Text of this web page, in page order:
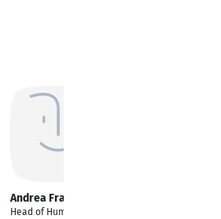
Andrea Frank
Head of Human